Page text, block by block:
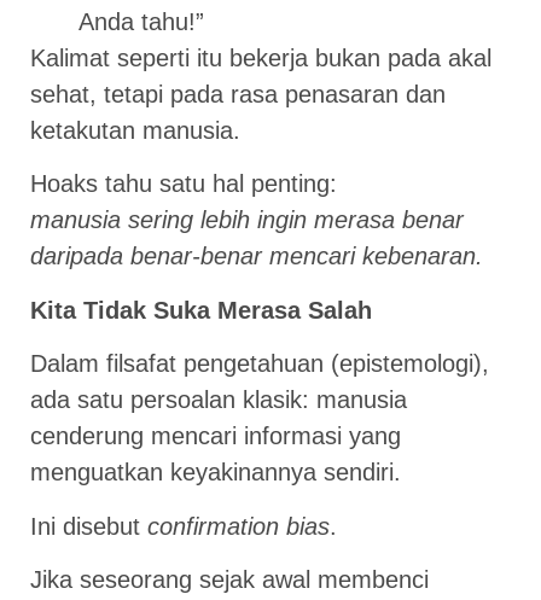
Anda tahu!”
Kalimat seperti itu bekerja bukan pada akal
sehat, tetapi pada rasa penasaran dan
ketakutan manusia.
Hoaks tahu satu hal penting:
manusia sering lebih ingin merasa benar
daripada benar-benar mencari kebenaran.
Kita Tidak Suka Merasa Salah
Dalam filsafat pengetahuan (epistemologi),
ada satu persoalan klasik: manusia
cenderung mencari informasi yang
menguatkan keyakinannya sendiri.
Ini disebut confirmation bias.
Jika seseorang sejak awal membenci